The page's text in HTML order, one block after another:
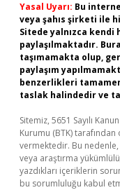
Yasal Uyarı: Bu
veya şahıs şirketi ile
Sitede yalnızca kendi
paylaşılmaktadır.
taşımamakta olup,
paylaşım
benzerlikleri
taslak halindedir ve
Sitemiz, 5651 Sayılı
Kurumu (BTK) tarafından
vermektedir. Bu
veya araştırma
yazdıkları içeriklerin
bu sorumluluğu kabul